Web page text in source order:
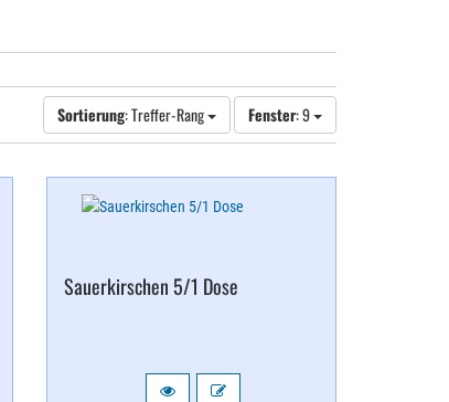
Sortierung: Treffer-Rang Fenster: 9
Sauerkirschen 5/​1 Dose